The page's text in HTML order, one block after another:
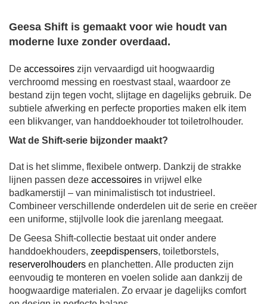
Geesa Shift is gemaakt voor wie houdt van
moderne luxe zonder overdaad.
De accessoires zijn vervaardigd uit hoogwaardig
verchroomd messing en roestvast staal, waardoor ze
bestand zijn tegen vocht, slijtage en dagelijks gebruik. De
subtiele afwerking en perfecte proporties maken elk item
een blikvanger, van handdoekhouder tot toiletrolhouder.
Wat de Shift-serie bijzonder maakt?
Dat is het slimme, flexibele ontwerp. Dankzij de strakke
lijnen passen deze accessoires in vrijwel elke
badkamerstijl – van minimalistisch tot industrieel.
Combineer verschillende onderdelen uit de serie en creëer
een uniforme, stijlvolle look die jarenlang meegaat.
De Geesa Shift-collectie bestaat uit onder andere
handdoekhouders, zeepdispensers, toiletborstels,
reserverolhouders en planchetten. Alle producten zijn
eenvoudig te monteren en voelen solide aan dankzij de
hoogwaardige materialen. Zo ervaar je dagelijks comfort